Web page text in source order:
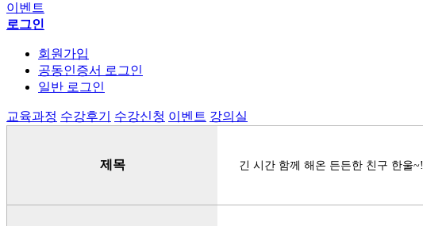
이벤트
로그인
회원가입
공동인증서 로그인
일반 로그인
교육과정 수강후기 수강신청 이벤트 강의실
제목 긴 시간 함께 해온 든든한 친구 한울~!